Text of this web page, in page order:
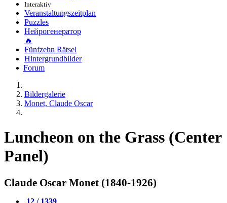
Interaktiv
Veranstaltungszeitplan
Puzzles
Нейрогенератор
🔥
Fünfzehn Rätsel
Hintergrundbilder
Forum
Bildergalerie
Monet, Claude Oscar
Luncheon on the Grass (Center
Panel)
Claude Oscar Monet (1840-1926)
12 / 1339